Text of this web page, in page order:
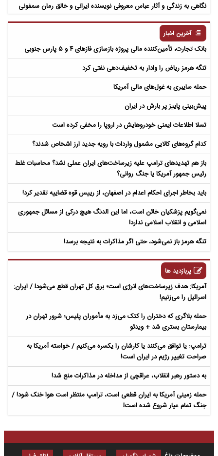
نگاهی به زندگی و آثار عباس معروفی نویسنده ایرانی و خالق رمان سمفونی
آخرین اخبار
بانک تجارت، تأمین‌کننده مالی پروژه بازسازی فازهای ۴ و ۵ پارس جنوبی
تنگه هرمز ریاض را وادار به تخفیف‌دهی نفتی کرد
حمله سایبری به غول‌های مالی آمریکا
پیش‌بینی پاییز پر بارش در ایران
تسلا اطلاعات ایمنی خودروهایش در اروپا را مخفی کرده است
کدام گروه‌های کالایی مشمول واردات با رویه جدید ارز اشخاص شدند؟
باز هم تهدیدهای ترامپ علیه زیرساخت‌های ایران عملی نشد؟ محاسبات غلط
رئیس جمهور آمریکا یا جنگ روانی؟
باید بخاطر اجرای احکام اعدام در اصفهان، از رییس قوه قضاییه تقدیر کرد!
نمی‌گویم پزشکیان خائن است، اما این الدنگ هیچ درکی از مسائل جمهوری
اسلامی و انقلاب اسلامی ندارد!
تنگه هرمز باز نمی‌شود، حتی اگر مذاکرات به نتیجه برسد!
پربازدید ها
آمریکا: هدف زیرساخت‌های انرژی است؛ برق کل تهران قطع می‌شود! / ایران:
اسرائیل را می‌زنیم!
حمله بلاگری که دختران را کتک می‌زد به مأموران پلیس؛ شرور تهران در
بیمارستان بستری شد + ویدئو
ترامپ: یا توافق می‌کنند یا کارشان را یکسره می‌کنیم / خواسته آمریکا به
صراحت تغییر رژیم در ایران است!
به دستور رهبر انقلاب، عراقچی از مداخله در مذاکرات منع شد!
حمله زمینی آمریکا به ایران قطعی است، ترامپ منتظر است هوا خنک شود! /
جنگ تمام عیار شروع شده است!